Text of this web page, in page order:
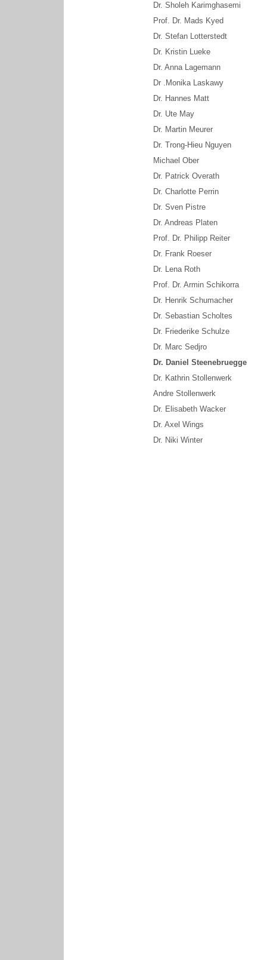
Dr. Sholeh Karimghasemi
Prof. Dr. Mads Kyed
Dr. Stefan Lotterstedt
Dr. Kristin Lueke
Dr. Anna Lagemann
Dr .Monika Laskawy
Dr. Hannes Matt
Dr. Ute May
Dr. Martin Meurer
Dr. Trong-Hieu Nguyen
Michael Ober
Dr. Patrick Overath
Dr. Charlotte Perrin
Dr. Sven Pistre
Dr. Andreas Platen
Prof. Dr. Philipp Reiter
Dr. Frank Roeser
Dr. Lena Roth
Prof. Dr. Armin Schikorra
Dr. Henrik Schumacher
Dr. Sebastian Scholtes
Dr. Friederike Schulze
Dr. Marc Sedjro
Dr. Daniel Steenebruegge
Dr. Kathrin Stollenwerk
Andre Stollenwerk
Dr. Elisabeth Wacker
Dr. Axel Wings
Dr. Niki Winter